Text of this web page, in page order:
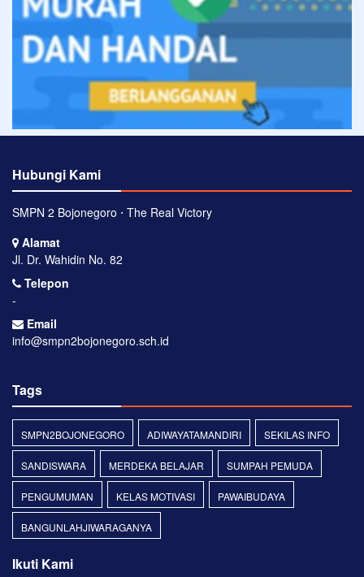
Hubungi Kami
SMPN 2 Bojonegoro ⋅ The Real Victory
Alamat
Jl. Dr. Wahidin No. 82
Telepon
-
Email
info@smpn2bojonegoro.sch.id
Tags
SMPN2BOJONEGORO ADIWAYATAMANDIRI SEKILAS INFO
SANDISWARA MERDEKA BELAJAR SUMPAH PEMUDA
PENGUMUMAN KELAS MOTIVASI PAWAIBUDAYA
BANGUNLAHJIWARAGANYA
Ikuti Kami